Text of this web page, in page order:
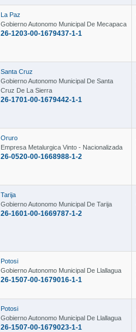
La Paz
Gobierno Autonomo Municipal De Mecapaca
26-1203-00-1679437-1-1
Santa Cruz
Gobierno Autonomo Municipal De Santa
Cruz De La Sierra
26-1701-00-1679442-1-1
Oruro
Empresa Metalurgica Vinto - Nacionalizada
26-0520-00-1668988-1-2
Tarija
Gobierno Autonomo Municipal De Tarija
26-1601-00-1669787-1-2
Potosi
Gobierno Autonomo Municipal De Llallagua
26-1507-00-1679016-1-1
Potosi
Gobierno Autonomo Municipal De Llallagua
26-1507-00-1679023-1-1